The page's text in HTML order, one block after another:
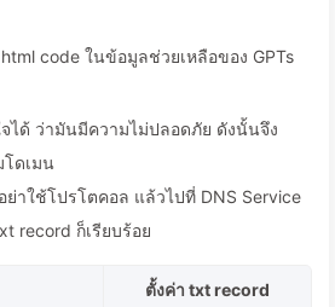
code ในข้อมูลช่วยเหลือของ GPTs
จได้ ว่ามันมีความไม่ปลอดภัย ดังนั้นจึง
โดเมน
ย่าใช้โปรโตคอล แล้วไปที่ DNS Service
record ก็เรียบร้อย
ตั้งค่า txt record